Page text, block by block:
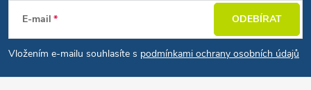
E-mail
Vložením e-mailu souhlasíte s podmínkami ochrany osobních údajů
ODEBÍRAT